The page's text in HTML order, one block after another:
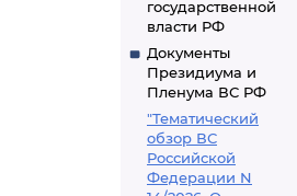
государственной
власти РФ
Документы
Президиума и
Пленума ВС РФ
"Тематический
обзор ВС
Российской
Федерации N